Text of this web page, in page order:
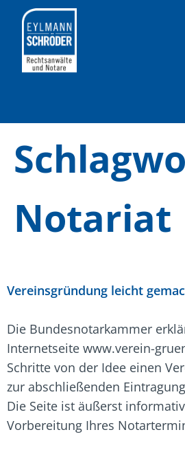
springen
Notariat
Vereinsgründung leicht
Die Bundesnotarkammer
Internetseite www.verein-
Schritte von der Idee einen
zur abschließenden
Die Seite ist äußerst
Vorbereitung Ihres